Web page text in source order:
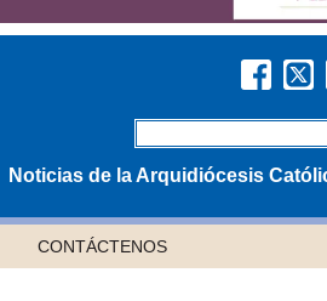
Noticias de la Arquidiócesis
CONTÁCTENOS